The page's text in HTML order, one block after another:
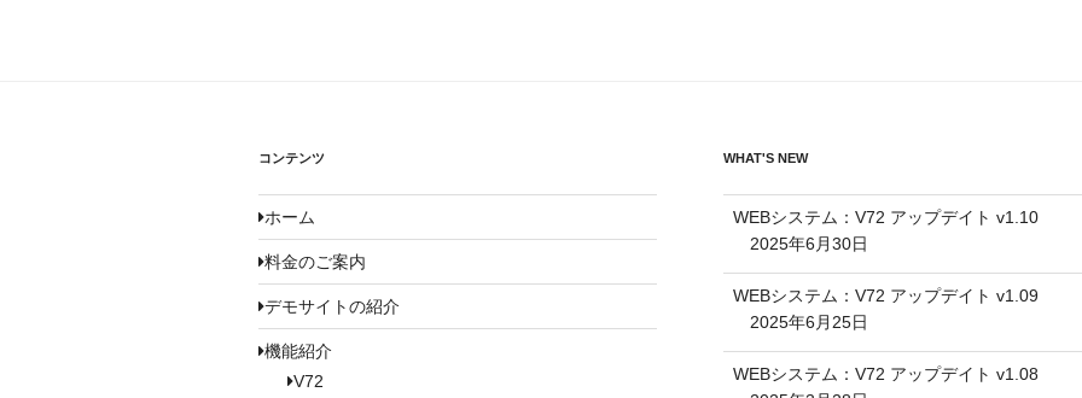
コンテンツ
ホーム
料金のご案内
デモサイトの紹介
機能紹介
V72
WHAT'S NEW
WEBシステム：V72 アップデイト v1.10
2025年6月30日
WEBシステム：V72 アップデイト v1.09
2025年6月25日
WEBシステム：V72 アップデイト v1.08